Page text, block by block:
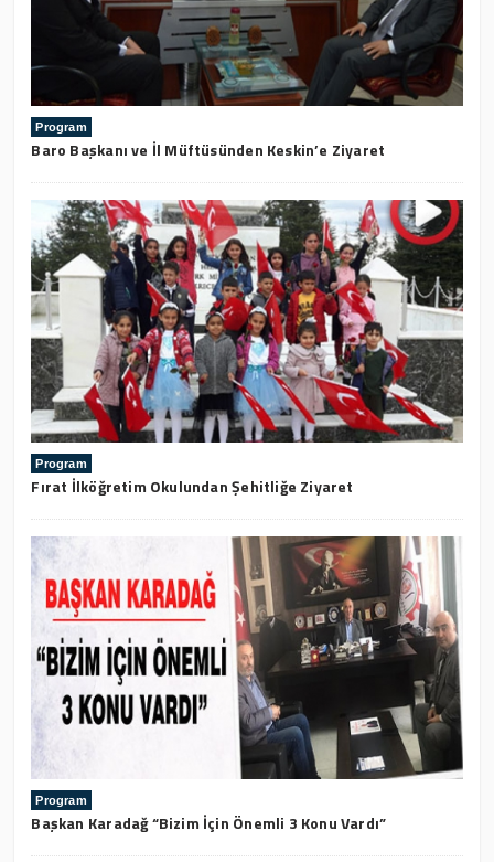
Program
Baro Başkanı ve İl Müftüsünden Keskin’e Ziyaret
Program
Fırat İlköğretim Okulundan Şehitliğe Ziyaret
Program
Başkan Karadağ “Bizim İçin Önemli 3 Konu Vardı”